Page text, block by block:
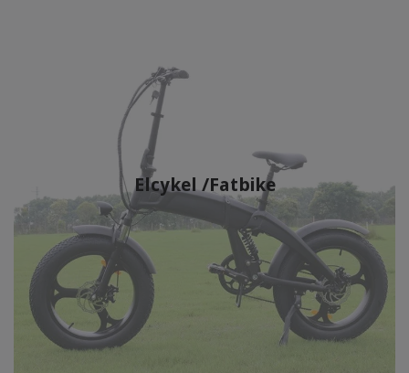
Elcykel /Fatbike